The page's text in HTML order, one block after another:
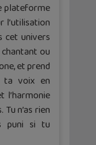
plateforme
l’utilisation
cet univers
ou
et prend
ta voix en
l’harmonie
n’as rien
puni si tu